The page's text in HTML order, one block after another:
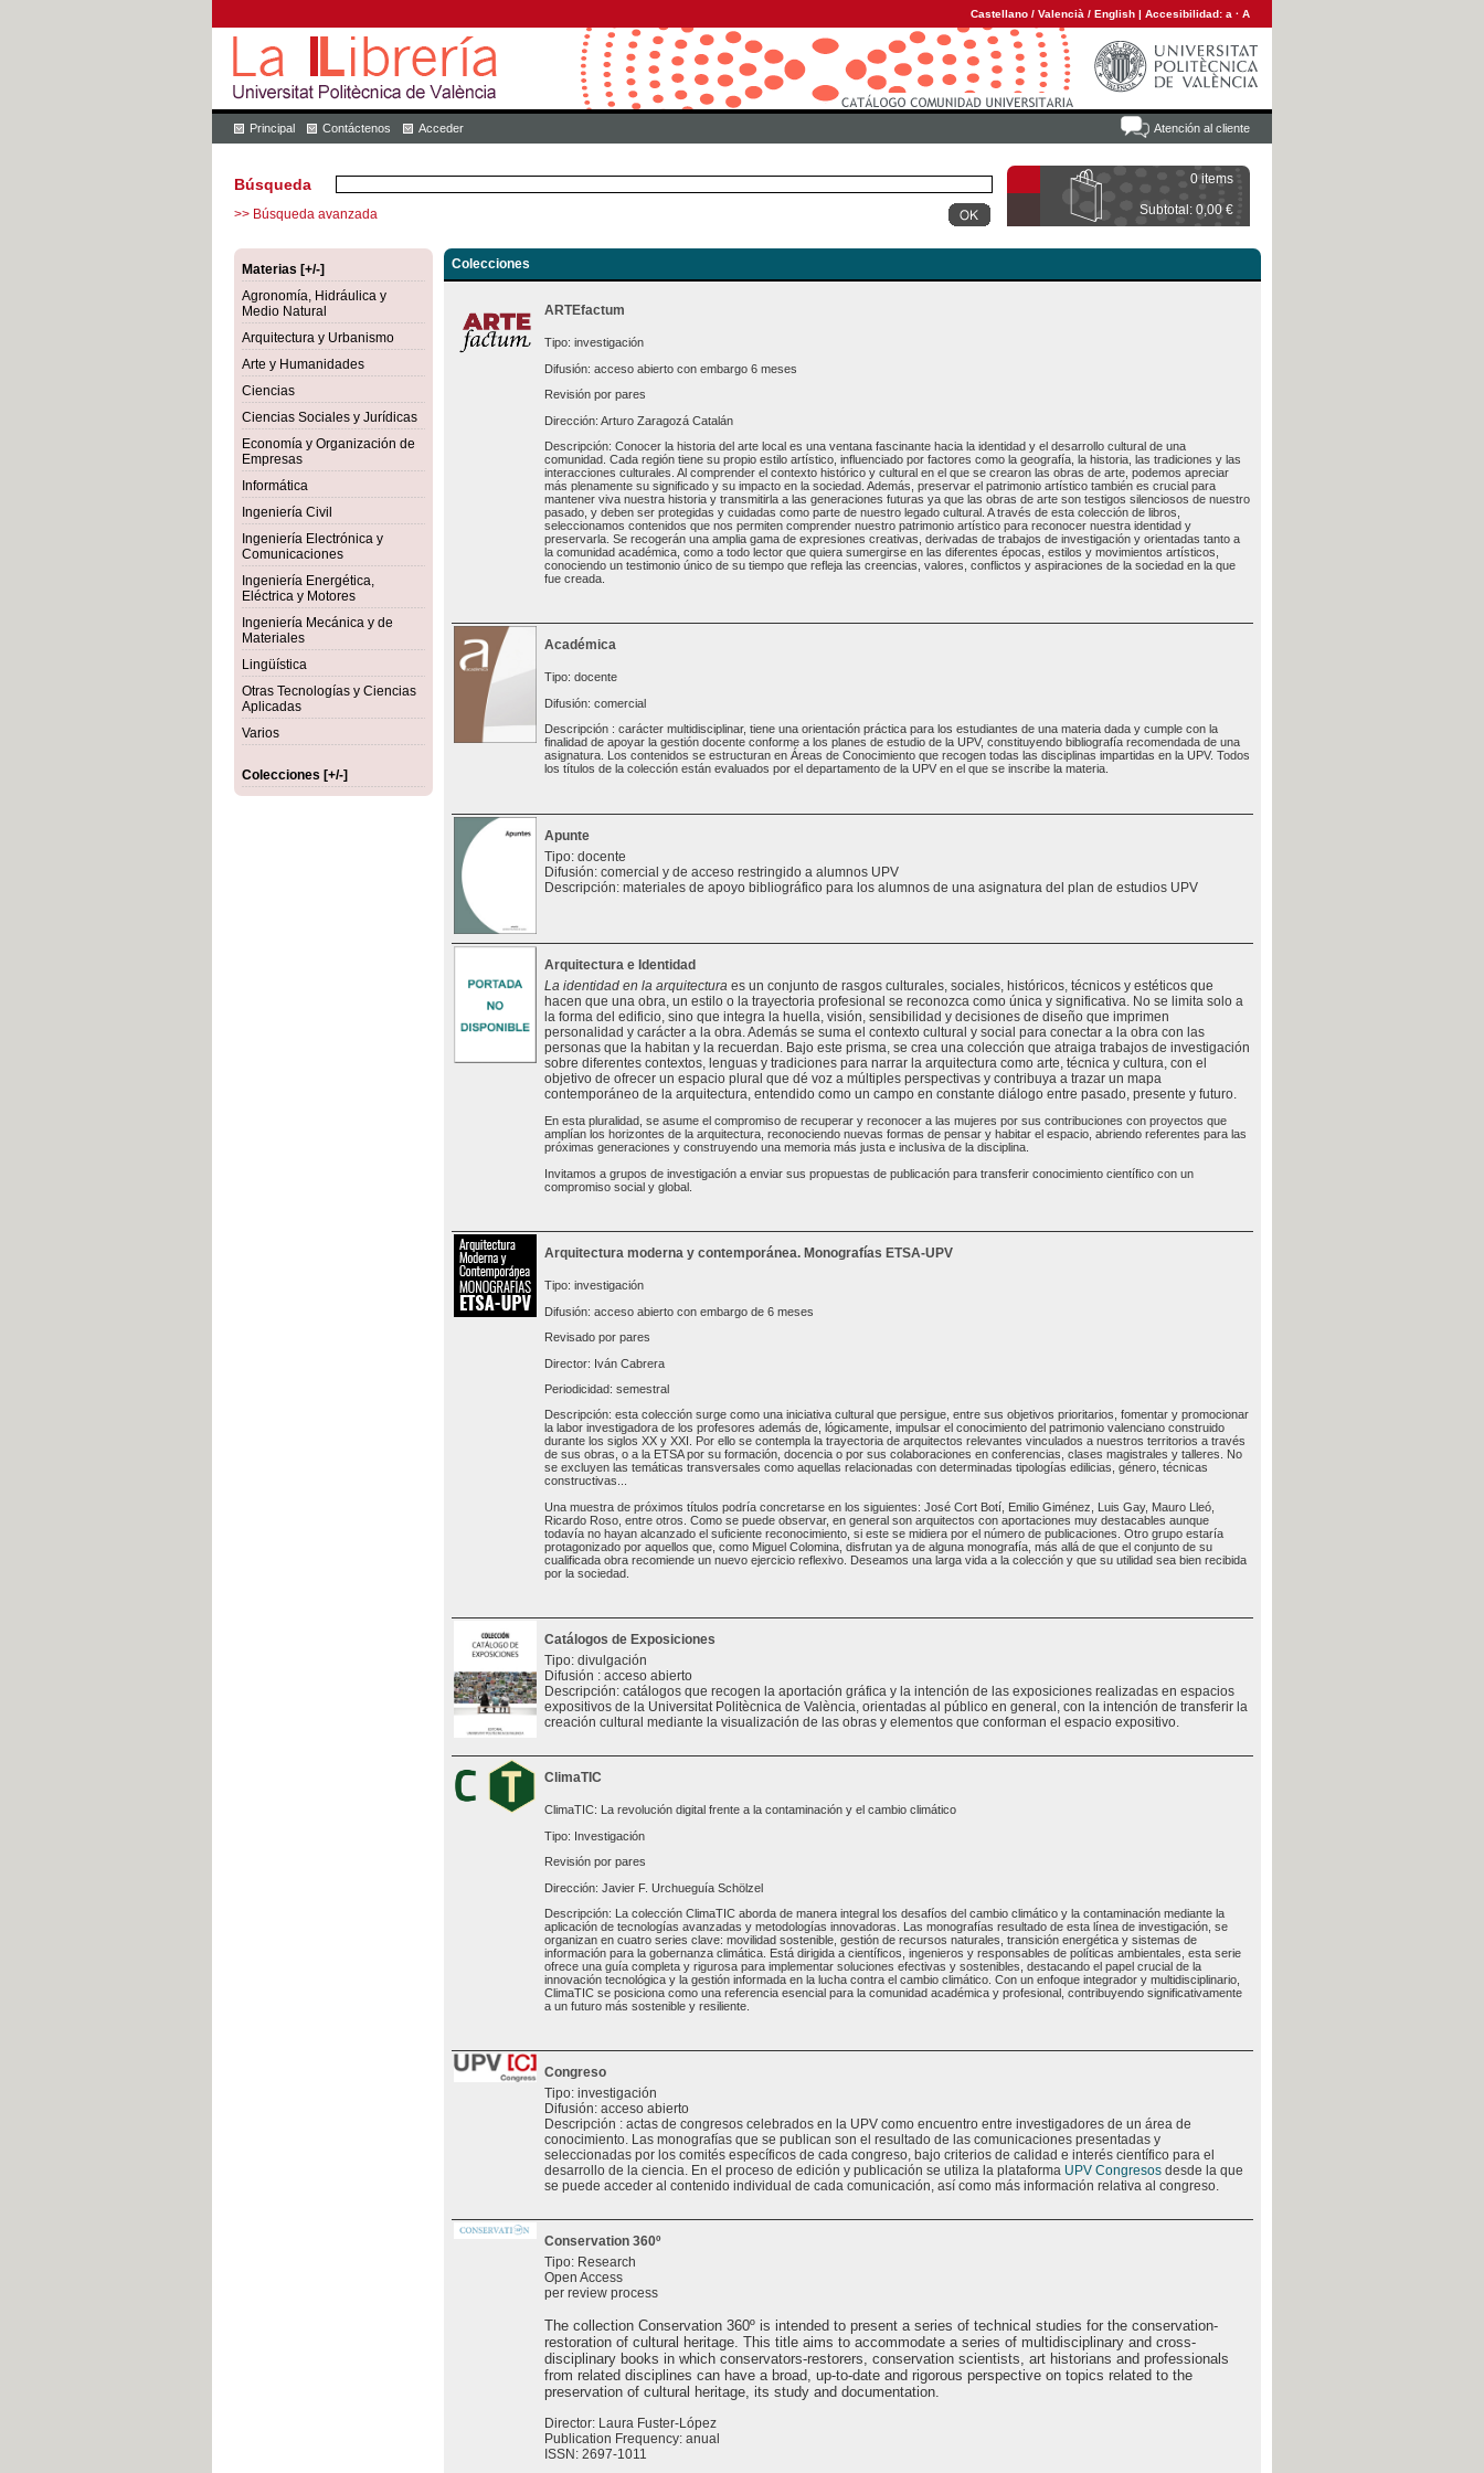
Castellano / Valencià / English | Accesibilidad: a · A
Atención al cliente
Principal Contáctenos Acceder
0 items
Subtotal: 0,00 €
Búsqueda
>> Búsqueda avanzada
Materias [+/-]
Agronomía, Hidráulica y
Medio Natural
Arquitectura y Urbanismo
Arte y Humanidades
Ciencias
Ciencias Sociales y Jurídicas
Economía y Organización de
Empresas
Informática
Ingeniería Civil
Ingeniería Electrónica y
Comunicaciones
Ingeniería Energética,
Eléctrica y Motores
Ingeniería Mecánica y de
Materiales
Lingüística
Otras Tecnologías y Ciencias
Aplicadas
Varios
Colecciones [+/-]
Colecciones
ARTEfactum
Tipo: investigación
Difusión: acceso abierto con embargo 6 meses
Revisión por pares
Dirección: Arturo Zaragozá Catalán
Descripción: Conocer la historia del arte local es una ventana fascinante hacia la identidad y el desarrollo cultural de una
comunidad. Cada región tiene su propio estilo artístico, influenciado por factores como la geografía, la historia, las tradiciones y las
interacciones culturales. Al comprender el contexto histórico y cultural en el que se crearon las obras de arte, podemos apreciar
más plenamente su significado y su impacto en la sociedad. Además, preservar el patrimonio artístico también es crucial para
mantener viva nuestra historia y transmitirla a las generaciones futuras ya que las obras de arte son testigos silenciosos de nuestro
pasado, y deben ser protegidas y cuidadas como parte de nuestro legado cultural. A través de esta colección de libros,
seleccionamos contenidos que nos permiten comprender nuestro patrimonio artístico para reconocer nuestra identidad y
preservarla. Se recogerán una amplia gama de expresiones creativas, derivadas de trabajos de investigación y orientadas tanto a
la comunidad académica, como a todo lector que quiera sumergirse en las diferentes épocas, estilos y movimientos artísticos,
conociendo un testimonio único de su tiempo que refleja las creencias, valores, conflictos y aspiraciones de la sociedad en la que
fue creada.
Académica
Tipo: docente
Difusión: comercial
Descripción : carácter multidisciplinar, tiene una orientación práctica para los estudiantes de una materia dada y cumple con la
finalidad de apoyar la gestión docente conforme a los planes de estudio de la UPV, constituyendo bibliografía recomendada de una
asignatura. Los contenidos se estructuran en Áreas de Conocimiento que recogen todas las disciplinas impartidas en la UPV. Todos
los títulos de la colección están evaluados por el departamento de la UPV en el que se inscribe la materia.
Apunte
Tipo: docente
Difusión: comercial y de acceso restringido a alumnos UPV
Descripción: materiales de apoyo bibliográfico para los alumnos de una asignatura del plan de estudios UPV
Arquitectura e Identidad
La identidad en la arquitectura es un conjunto de rasgos culturales, sociales, históricos, técnicos y estéticos que
hacen que una obra, un estilo o la trayectoria profesional se reconozca como única y significativa. No se limita solo a
la forma del edificio, sino que integra la huella, visión, sensibilidad y decisiones de diseño que imprimen
personalidad y carácter a la obra. Además se suma el contexto cultural y social para conectar a la obra con las
personas que la habitan y la recuerdan. Bajo este prisma, se crea una colección que atraiga trabajos de investigación
sobre diferentes contextos, lenguas y tradiciones para narrar la arquitectura como arte, técnica y cultura, con el
objetivo de ofrecer un espacio plural que dé voz a múltiples perspectivas y contribuya a trazar un mapa
contemporáneo de la arquitectura, entendido como un campo en constante diálogo entre pasado, presente y futuro.
En esta pluralidad, se asume el compromiso de recuperar y reconocer a las mujeres por sus contribuciones con proyectos que
amplían los horizontes de la arquitectura, reconociendo nuevas formas de pensar y habitar el espacio, abriendo referentes para las
próximas generaciones y construyendo una memoria más justa e inclusiva de la disciplina.
Invitamos a grupos de investigación a enviar sus propuestas de publicación para transferir conocimiento científico con un
compromiso social y global.
Arquitectura moderna y contemporánea. Monografías ETSA-UPV
Tipo: investigación
Difusión: acceso abierto con embargo de 6 meses
Revisado por pares
Director: Iván Cabrera
Periodicidad: semestral
Descripción: esta colección surge como una iniciativa cultural que persigue, entre sus objetivos prioritarios, fomentar y promocionar
la labor investigadora de los profesores además de, lógicamente, impulsar el conocimiento del patrimonio valenciano construido
durante los siglos XX y XXI. Por ello se contempla la trayectoria de arquitectos relevantes vinculados a nuestros territorios a través
de sus obras, o a la ETSA por su formación, docencia o por sus colaboraciones en conferencias, clases magistrales y talleres. No
se excluyen las temáticas transversales como aquellas relacionadas con determinadas tipologías edilicias, género, técnicas
constructivas...
Una muestra de próximos títulos podría concretarse en los siguientes: José Cort Botí, Emilio Giménez, Luis Gay, Mauro Lleó,
Ricardo Roso, entre otros. Como se puede observar, en general son arquitectos con aportaciones muy destacables aunque
todavía no hayan alcanzado el suficiente reconocimiento, si este se midiera por el número de publicaciones. Otro grupo estaría
protagonizado por aquellos que, como Miguel Colomina, disfrutan ya de alguna monografía, más allá de que el conjunto de su
cualificada obra recomiende un nuevo ejercicio reflexivo. Deseamos una larga vida a la colección y que su utilidad sea bien recibida
por la sociedad.
Catálogos de Exposiciones
Tipo: divulgación
Difusión : acceso abierto
Descripción: catálogos que recogen la aportación gráfica y la intención de las exposiciones realizadas en espacios
expositivos de la Universitat Politècnica de València, orientadas al público en general, con la intención de transferir la
creación cultural mediante la visualización de las obras y elementos que conforman el espacio expositivo.
ClimaTIC
ClimaTIC: La revolución digital frente a la contaminación y el cambio climático
Tipo: Investigación
Revisión por pares
Dirección: Javier F. Urchueguía Schölzel
Descripción: La colección ClimaTIC aborda de manera integral los desafíos del cambio climático y la contaminación mediante la
aplicación de tecnologías avanzadas y metodologías innovadoras. Las monografías resultado de esta línea de investigación, se
organizan en cuatro series clave: movilidad sostenible, gestión de recursos naturales, transición energética y sistemas de
información para la gobernanza climática. Está dirigida a científicos, ingenieros y responsables de políticas ambientales, esta serie
ofrece una guía completa y rigurosa para implementar soluciones efectivas y sostenibles, destacando el papel crucial de la
innovación tecnológica y la gestión informada en la lucha contra el cambio climático. Con un enfoque integrador y multidisciplinario,
ClimaTIC se posiciona como una referencia esencial para la comunidad académica y profesional, contribuyendo significativamente
a un futuro más sostenible y resiliente.
Congreso
Tipo: investigación
Difusión: acceso abierto
Descripción : actas de congresos celebrados en la UPV como encuentro entre investigadores de un área de
conocimiento. Las monografías que se publican son el resultado de las comunicaciones presentadas y
seleccionadas por los comités específicos de cada congreso, bajo criterios de calidad e interés científico para el
desarrollo de la ciencia. En el proceso de edición y publicación se utiliza la plataforma UPV Congresos desde la que
se puede acceder al contenido individual de cada comunicación, así como más información relativa al congreso.
Conservation 360º
Tipo: Research
Open Access
per review process
The collection Conservation 360º is intended to present a series of technical studies for the conservation-
restoration of cultural heritage. This title aims to accommodate a series of multidisciplinary and cross-
disciplinary books in which conservators-restorers, conservation scientists, art historians and professionals
from related disciplines can have a broad, up-to-date and rigorous perspective on topics related to the
preservation of cultural heritage, its study and documentation.
Director: Laura Fuster-López
Publication Frequency: anual
ISSN: 2697-1011